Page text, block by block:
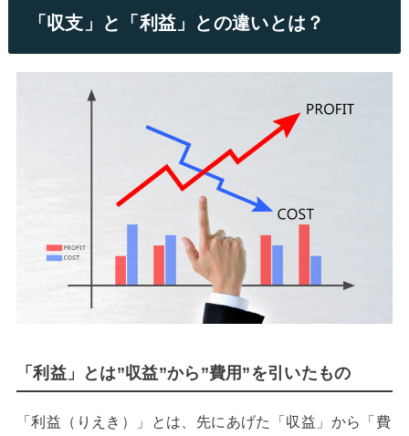
「収支」と「利益」との違いとは？
「利益」とは”収益”から”費用”を引いたもの
「利益（りえき）」とは、先にあげた「収益」から「費